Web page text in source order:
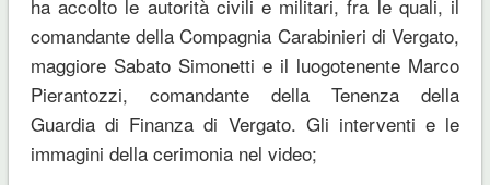
ha accolto le autorità civili e militari, fra le quali, il
comandante della Compagnia Carabinieri di Vergato,
maggiore Sabato Simonetti e il luogotenente Marco
Pierantozzi, comandante della Tenenza della
Guardia di Finanza di Vergato. Gli interventi e le
immagini della cerimonia nel video;